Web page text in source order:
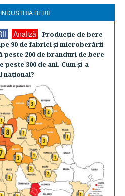
BERII
Analiză
Producţie de bere
90 de fabrici şi microberării
peste 200 de branduri de bere
300 de ani. Cum şi-a
naţional?